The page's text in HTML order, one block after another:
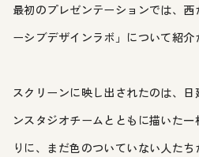
最初のプレゼンテーションでは、
ーシブデザインラボ」について紹介
スクリーンに映し出されたのは、
ンスタジオチームとともに描いた
りに、まだ色のついていない人た